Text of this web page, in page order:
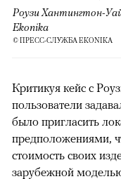
Роузи Хантингтон-
Ekonika
© ПРЕСС-СЛУЖБА EKONIKA
Критикуя кейс с
пользователи
было пригласить
предположениями,
стоимость своих
зарубежной